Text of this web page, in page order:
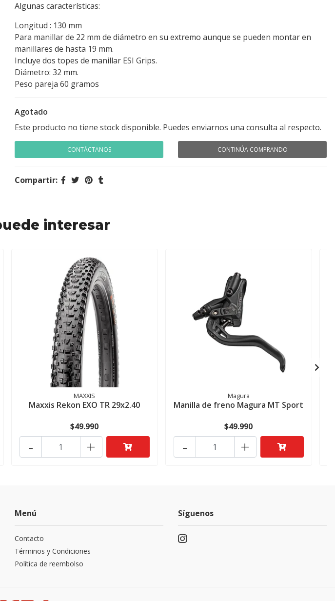
Algunas características:
Longitud : 130 mm
Para manillar de 22 mm de diámetro en su extremo aunque se pueden montar en
manillares de hasta 19 mm.
Incluye dos topes de manillar ESI Grips.
Diámetro: 32 mm.
Peso pareja 60 gramos
Agotado
Este producto no tiene stock disponible. Puedes enviarnos una consulta al respecto.
CONTÁCTANOS CONTINÚA COMPRANDO
Compartir:
interesar
MAXXIS
Maxxis Rekon EXO TR 29x2.40
$49.990
+
-
Magura
Manilla de freno Magura MT Sport
$49.990
+
-
Menú
Contacto
Términos y Condiciones
Política de reembolso
Síguenos